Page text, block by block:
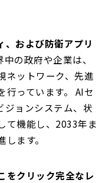
、および防衛アプリ
中の政府や企業は、
ネットワーク、先進
行っています。 AIセ
ジョンシステム、状
て機能し、2033年ま
ます。
をクリック完全なレ